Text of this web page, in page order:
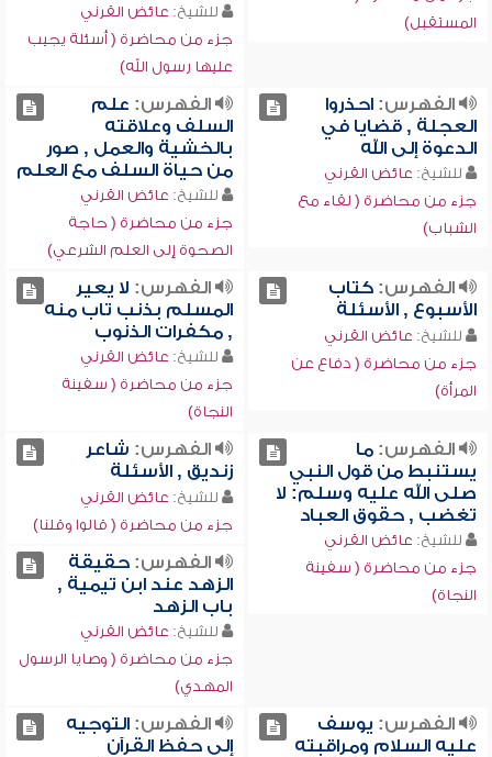
المستقبل)
للشيخ: عائض القرني
جزء من محاضرة ( أسئلة يجيب
عليها رسول الله)
الفهرس:احذروا
العجلة , قضايا في
الدعوة إلى الله
للشيخ: عائض القرني
جزء من محاضرة ( لقاء مع
الشباب)
الفهرس: علم
السلف وعلاقته
بالخشية والعمل , صور
من حياة السلف مع العلم
للشيخ: عائض القرني
جزء من محاضرة ( حاجة
الصحوة إلى العلم الشرعي)
الفهرس:كتاب
الأسبوع , الأسئلة
للشيخ: عائض القرني
جزء من محاضرة ( دفاع عن
المرأة)
الفهرس: لا يعير
المسلم بذنب تاب منه
, مكفرات الذنوب
للشيخ: عائض القرني
جزء من محاضرة ( سفينة
النجاة)
الفهرس:ما
يستنبط من قول النبي
صلى الله عليه وسلم: لا
تغضب , حقوق العباد
للشيخ: عائض القرني
جزء من محاضرة ( سفينة
النجاة)
الفهرس: شاعر
زنديق , الأسئلة
للشيخ: عائض القرني
جزء من محاضرة ( قالوا وقلنا)
الفهرس:حقيقة
الزهد عند ابن تيمية ,
باب الزهد
للشيخ: عائض القرني
جزء من محاضرة ( وصايا الرسول
المهدي)
الفهرس: يوسف
عليه السلام ومراقبته
الفهرس:التوجيه
إلى حفظ القرآن